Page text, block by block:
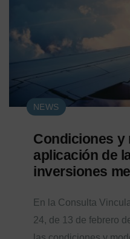
NEWS
Condiciones y
aplicación de
inversiones
En la Consulta
24, de 13 de febrero